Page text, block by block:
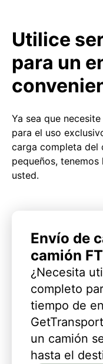
Utilice
para un
Ya sea que
para el uso
carga completa del
pequeños,
usted.
Envío de
camión
¿Necesita
completo
tiempo de
un camión
hasta el